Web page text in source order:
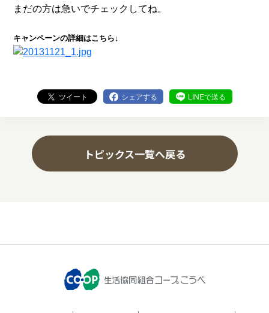
まだの方は急いでチェックしてね。
キャンペーンの詳細はこちら↓
ツイート シェアする LINEで送る
トピックス一覧へ戻る